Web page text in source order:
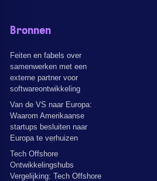
Bronnen
Feiten en fabels over
samenwerken met een
externe partner voor
softwareontwikkeling
Van de VS naar Europa:
Waarom Amerikaanse
startups besluiten naar
Europa te verhuizen
Tech Offshore
Ontwikkelingshubs
Vergelijking: Tech Offshore